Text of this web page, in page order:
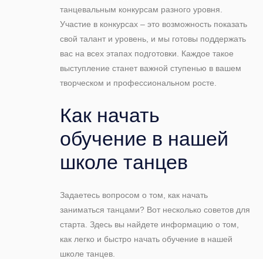
танцевальным конкурсам разного уровня.
Участие в конкурсах – это возможность показать
свой талант и уровень, и мы готовы поддержать
вас на всех этапах подготовки. Каждое такое
выступление станет важной ступенью в вашем
творческом и профессиональном росте.
Как начать
обучение в нашей
школе танцев
Задаетесь вопросом о том, как начать
заниматься танцами? Вот несколько советов для
старта. Здесь вы найдете информацию о том,
как легко и быстро начать обучение в нашей
школе танцев.